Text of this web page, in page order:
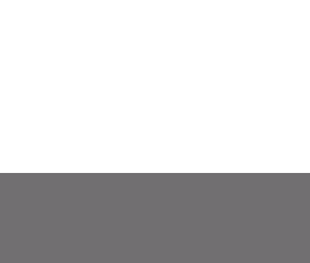
指し、温かみ
とも連携、名